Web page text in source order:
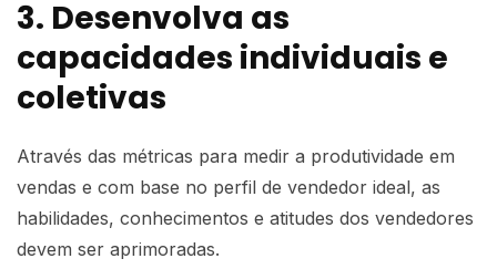
3. Desenvolva as
capacidades individuais e
coletivas
Através das métricas para medir a produtividade em
vendas e com base no perfil de vendedor ideal, as
habilidades, conhecimentos e atitudes dos vendedores
devem ser aprimoradas.